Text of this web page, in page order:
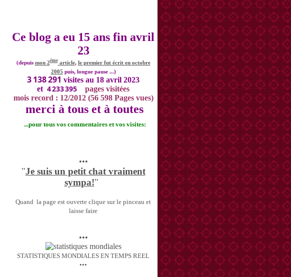
Ce blog a eu 15 ans fin avril
23
(depuis mon 2èmearticle, le premier fut écrit en octobre
2005 puis, longue pause ...)
3 138 291 visites au 18 avril 2023
et 4 233 395
pages visitées
mois record : 12/2012 (56 598 Pages vues)
merci à tous et à toutes
...pour tous vos commentaires et vos visites:
•••
"Je suis un petit chat vraiment
sympa!"
Quand la page est ouverte clique sur le pinceau et
laisse faire
•••
STATISTIQUES MONDIALES EN TEMPS REEL
•••